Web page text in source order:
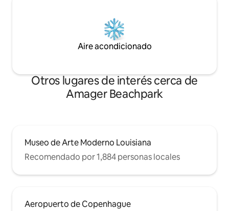
Aire acondicionado
Otros lugares de interés cerca de
Amager Beachpark
Museo de Arte Moderno Louisiana
Recomendado por 1,884 personas locales
Aeropuerto de Copenhague